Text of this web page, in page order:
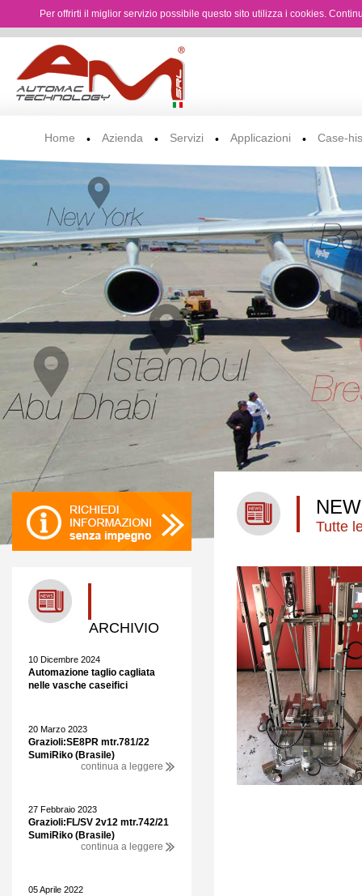
Per offrirti il miglior servizio possibile questo sito utilizza i cookies.
Home • Azienda • Servizi • Applicazioni • Case-
ARCHIVIO
10 Dicembre 2024
Automazione taglio cagliata
nelle vasche caseifici
20 Marzo 2023
Grazioli:SE8PR mtr.781/22
SumiRiko (Brasile)
continua a leggere
27 Febbraio 2023
Grazioli:FL/SV 2v12 mtr.742/21
SumiRiko (Brasile)
continua a leggere
05 Aprile 2022
Tutte